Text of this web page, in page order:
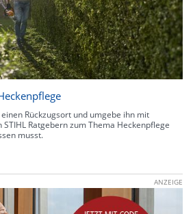
Rückzugsort und umgebe ihn mit
Ratgebern zum Thema Heckenpflege
musst.
ANZEIGE